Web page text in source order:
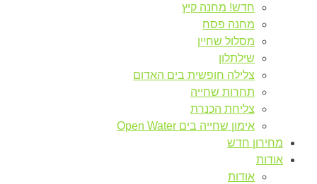
חדש! מחנה קיץ
מחנה פסח
מסלול שחיין
שילתלון
צלילה חופשית בים האדום
תחרות שחייה
צליחת הכנרת
אימון שחייה בים Open Water
מחירון חדש
אודות
אודות